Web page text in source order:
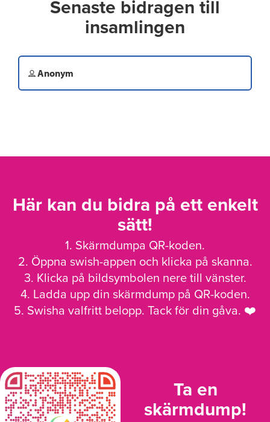
Senaste bidragen till
insamlingen
Anonym
Här kan du bidra på ett enkelt
sätt!
1. Skärmdumpa QR-koden.
2. Öppna swish-appen och klicka på skanna.
3. Klicka på bildsymbolen nere till vänster.
4. Ladda upp din skärmdump på QR-koden.
5. Swisha valfritt belopp. Tack för din gåva. ❤️
Ta en
skärmdump!